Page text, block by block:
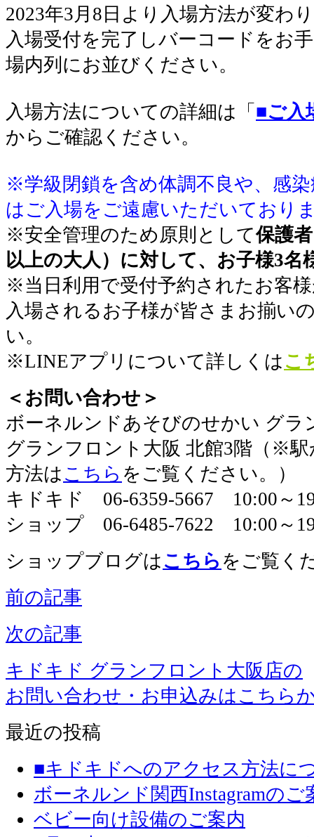
2023年3月8日より入場方法が変わ
入場受付を完了しバーコードをお
場内列にお並びください。
入場方法についての詳細は「 ■ご入
からご確認ください。
※学級閉鎖を含め体調不良や、感
はご入場をご遠慮いただいており
※安全管理のため原則として保護
以上の大人）に対して、お子様3名
※当日利用で受付予約されたお客
入場されるお子様が皆さまお揃い
い。
※LINEアプリについて詳しくは こ
＜お問い合わせ＞
ボーネルンドあそびのせかい グラ
グランフロント大阪 北館3階（※
方法は こちら をご覧ください。）
キドキド 06-6359-5667 10:00～
ショップ 06-6485-7622 10:00～
ショップブログは こちら をご覧く
前の記事
次の記事
キドキド グランフロント大阪店の
お問い合わせ・お申込みはこちら
最近の投稿
■キドキドへのアクセス方法に
ボーネルンド関西Instagramのご
ベビー向け設備のご案内